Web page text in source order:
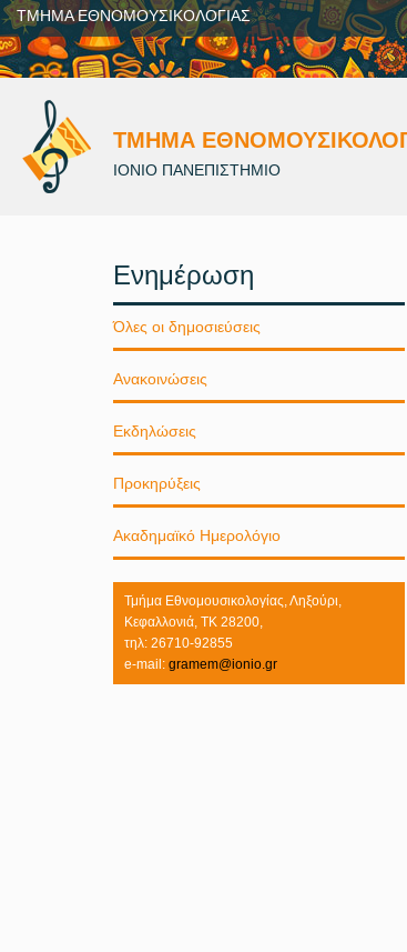
ΤΜΗΜΑ ΕΘΝΟΜΟΥΣΙΚΟΛΟΓΙΑΣ
ΤΜΗΜΑ
ΙΟΝΙΟ ΠΑΝΕΠΙΣΤΗΜΙΟ
Ενημέρωση
Όλες οι δημοσιεύσεις
Ανακοινώσεις
Εκδηλώσεις
Προκηρύξεις
Ακαδημαϊκό Ημερολόγιο
Τμήμα Εθνομουσικολογίας, Ληξούρι,
Κεφαλλονιά, ΤΚ 28200,
τηλ: 26710-92855
e-mail: gramem@ionio.gr